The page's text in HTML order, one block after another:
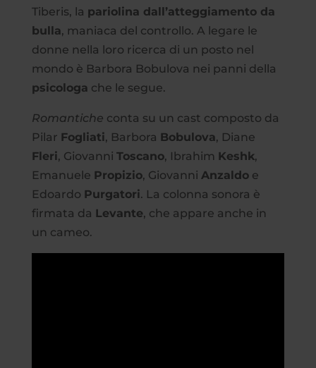
Tiberis, la pariolina dall’atteggiamento da
bulla, maniaca del controllo. A legare le
donne nella loro ricerca di un posto nel
mondo è Barbora Bobulova nei panni della
psicologa che le segue.
Romantiche conta su un cast composto da
Pilar Fogliati, Barbora Bobulova, Diane
Fleri, Giovanni Toscano, Ibrahim Keshk,
Emanuele Propizio, Giovanni Anzaldoe
Edoardo Purgatori. La colonna sonora è
firmata da Levante, che appare anche in
un cameo.